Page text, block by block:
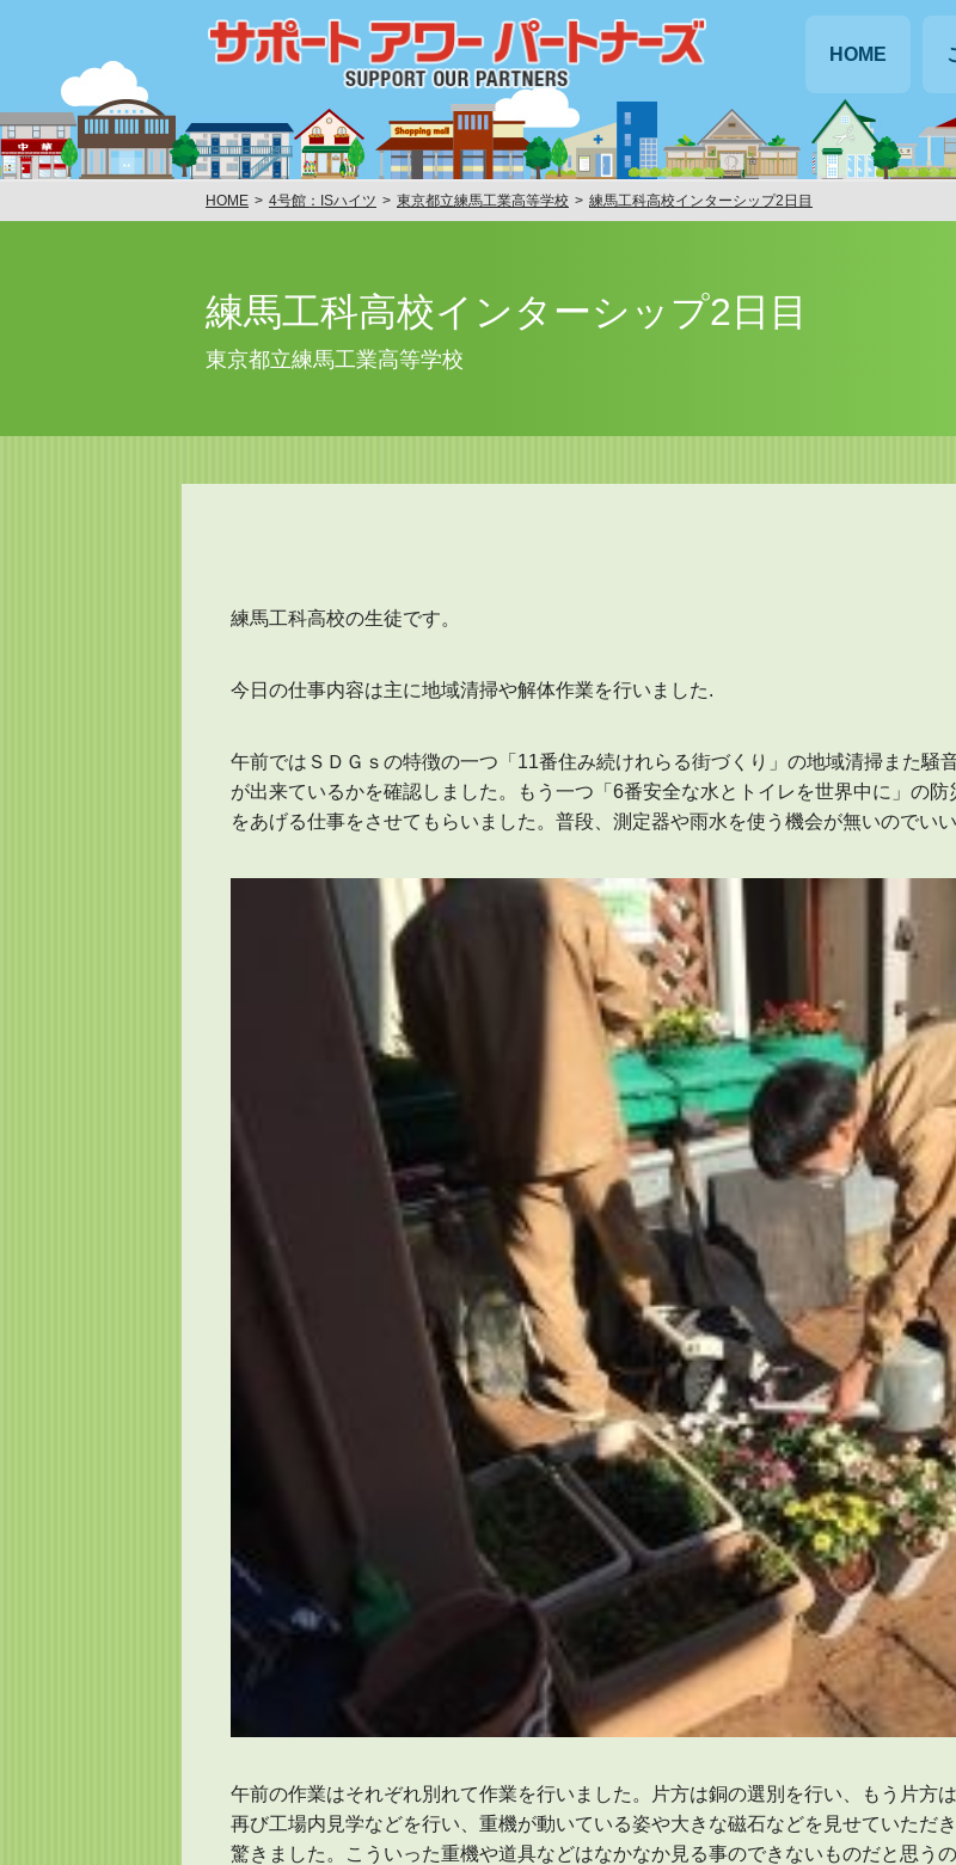
HOME
HOME 4号館：ISハイツ 東京都立練馬工業高等学校 練馬工科高校インターシップ2日目
練馬工科高校インターシップ2日目
東京都立練馬工業高等学校
練馬工科高校の生徒です。
今日の仕事内容は主に地域清掃や解体作業を行いました.
午前ではＳＤＧｓの特徴の一つ「11番住み続けれらる街づくり」の地域清掃また騒
が出来ているかを確認しました。もう一つ「6番安全な水とトイレを世界中に」の
をあげる仕事をさせてもらいました。普段、測定器や雨水を使う機会が無いのでい
午前の作業はそれぞれ別れて作業を行いました。片方は銅の選別を行い、もう片方
再び工場内見学などを行い、重機が動いている姿や大きな磁石などを見せていただ
驚きました。こういった重機や道具などはなかなか見る事のできないものだと思う